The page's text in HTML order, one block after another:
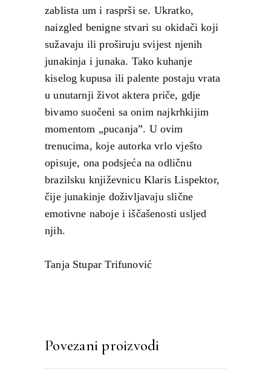
zablista um i rasprši se. Ukratko,
naizgled benigne stvari su okidači koji
sužavaju ili proširuju svijest njenih
junakinja i junaka. Tako kuhanje
kiselog kupusa ili palente postaju vrata
u unutarnji život aktera priče, gdje
bivamo suočeni sa onim najkrhkijim
momentom „pucanja”. U ovim
trenucima, koje autorka vrlo vješto
opisuje, ona podsjeća na odličnu
brazilsku književnicu Klaris Lispektor,
čije junakinje doživljavaju slične
emotivne naboje i iščašenosti usljed
njih.
Tanja Stupar Trifunović
Povezani proizvodi